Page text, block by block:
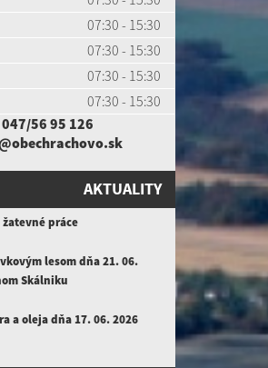
07:30 - 15:30
07:30 - 15:30
07:30 - 15:30
07:30 - 15:30
047/56 95 126
AKTUALITY
práce
lesom dňa 21. 06.
Skálniku
a oleja dňa 17. 06. 2026